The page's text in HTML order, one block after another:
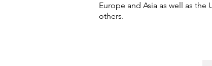
Europe and Asia as well as
others.